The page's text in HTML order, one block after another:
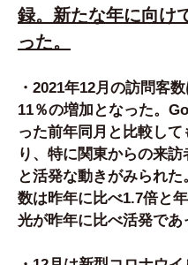
録。新たな年に向け
った。
・2021年12月の訪問客
11％の増加となった。
った前年同月と比較し
り、特に関東からの来
と活発な動きがみられ
数は昨年に比べ1.7倍と
光が昨年に比べ活発であ